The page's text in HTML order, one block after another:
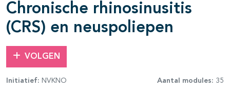
Chronische rhinosinusitis
(CRS) en neuspoliepen
VOLGEN
Initiatief: NVKNO Aantal modules: 35
openklappen